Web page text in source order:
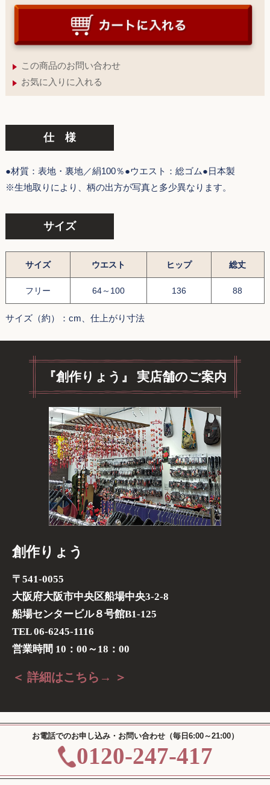
この商品のお問い合わせ
お気に入りに入れる
仕 様
●材質：表地・裏地／絹100％●ウエスト：総ゴム●日本製
※生地取りにより、柄の出方が写真と多少異なります。
サイズ
サイズ ウエスト ヒップ 総丈
フリー 64～100 136 88
サイズ（約）：cm、仕上がり寸法
『創作りょう』 実店舗のご案内
創作りょう
〒541-0055
大阪府大阪市中央区船場中央3-2-8
船場センタービル８号館B1-125
TEL 06-6245-1116
営業時間 10：00～18：00
＜ 詳細はこちら→ ＞
お電話でのお申し込み・お問い合わせ（毎日6:00～21:00）
0120-247-417